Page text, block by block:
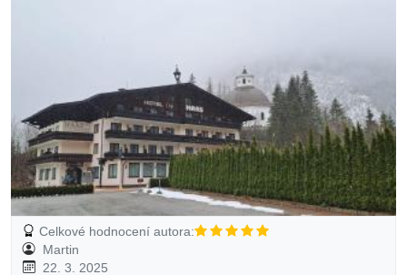
Celkové hodnocení autora:
Martin
22. 3. 2025